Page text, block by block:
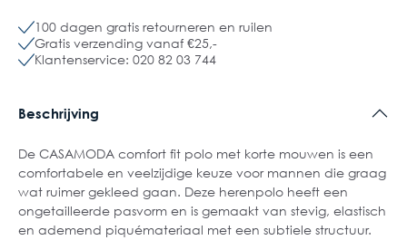
100 dagen gratis retourneren en ruilen
Gratis verzending vanaf €25,-
Klantenservice: 020 82 03 744
Beschrijving
De CASAMODA comfort fit polo met korte mouwen is een
comfortabele en veelzijdige keuze voor mannen die graag
wat ruimer gekleed gaan. Deze herenpolo heeft een
ongetailleerde pasvorm en is gemaakt van stevig, elastisch
en ademend piquémateriaal met een subtiele structuur.